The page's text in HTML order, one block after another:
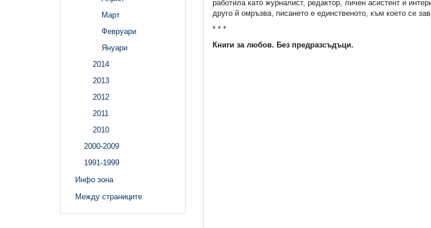
Март
Февруари
Януари
2014
2013
2012
2011
2010
2000-2009
1991-1999
Инфо зона
Между страниците
работила като журналист, редактор, личен асистент и
друго й омръзва, писането е единственото, към което се
* * *
Книги за любов. Без предразсъдъци.